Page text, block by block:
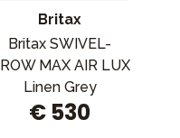
Britax
Britax SWIVEL-
MAX AIR LUX
Linen Grey
€ 530